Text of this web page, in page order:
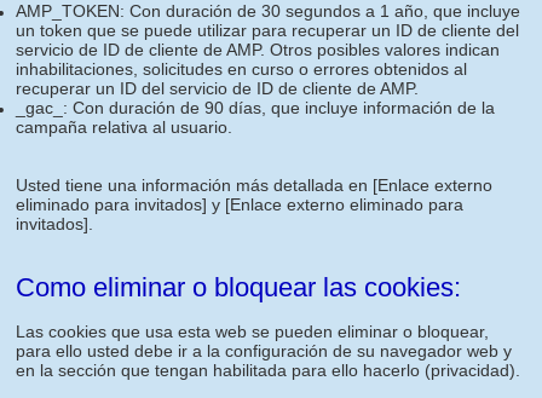
AMP_TOKEN: Con duración de 30 segundos a 1 año, que incluye
un token que se puede utilizar para recuperar un ID de cliente del
servicio de ID de cliente de AMP. Otros posibles valores indican
inhabilitaciones, solicitudes en curso o errores obtenidos al
recuperar un ID del servicio de ID de cliente de AMP.
_gac_: Con duración de 90 días, que incluye información de la
campaña relativa al usuario.
Usted tiene una información más detallada en [Enlace externo
eliminado para invitados] y [Enlace externo eliminado para
invitados]
Como eliminar o bloquear las cookies:
Las cookies que usa esta web se pueden eliminar o bloquear,
para ello usted debe ir a la configuración de su navegador web y
en la sección que tengan habilitada para ello hacerlo (privacidad).